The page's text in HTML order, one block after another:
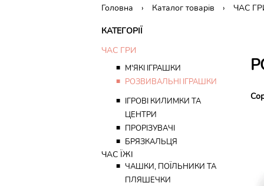
Головна Каталог товарів ЧАС
КАТЕГОРІЇ
ЧАС ГРИ
■ М'ЯКІ ІГРАШКИ
■ РОЗВИВАЛЬНІ ІГРАШКИ
■ ІГРОВІ КИЛИМКИ ТА
ЦЕНТРИ
■ ПРОРІЗУВАЧІ
■ БРЯЗКАЛЬЦЯ
ЧАС ЇЖІ
■ ЧАШКИ, ПОЇЛЬНИКИ ТА
ПЛЯШЕЧКИ